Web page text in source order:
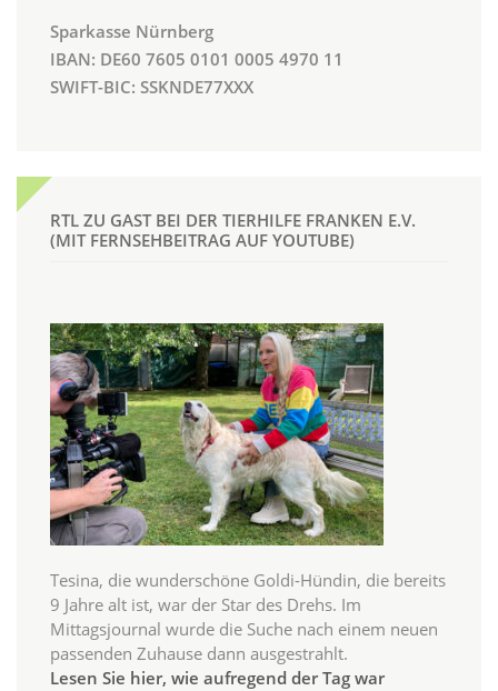
Sparkasse Nürnberg
IBAN: DE60 7605 0101 0005 4970 11
SWIFT-BIC: SSKNDE77XXX
RTL ZU GAST BEI DER TIERHILFE FRANKEN E.V.
(MIT FERNSEHBEITRAG AUF YOUTUBE)
Tesina, die wunderschöne Goldi-Hündin, die bereits
9 Jahre alt ist, war der Star des Drehs. Im
Mittagsjournal wurde die Suche nach einem neuen
passenden Zuhause dann ausgestrahlt.
Lesen Sie hier, wie aufregend der Tag war